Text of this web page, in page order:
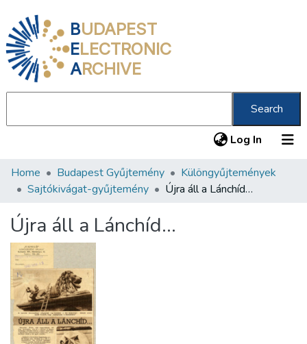
BUDAPEST
ELECTRONIC
ARCHIVE
Search
Log In (current)
Communities & Collections
Statistics
About us
Home Budapest Gyűjtemény
Különgyűjtemények
Sajtókivágat-gyűjtemény
Újra áll a Lánchíd…
Újra áll a Lánchíd…